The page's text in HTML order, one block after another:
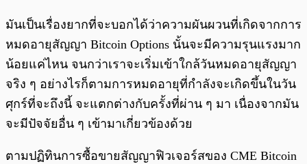
มันเป็นเรื่องยากที่จะบอกได้ว่าความผันผวนที่เกิดจากการ
หมดอายุสัญญา Bitcoin Options นั้นจะมีความรุนแรงมาก
น้อยแค่ไหน จนกว่าเราจะเริ่มเข้าใกล้วันหมดอายุสัญญา
จริง ๆ อย่างไรก็ตามการหมดอายุที่กำลังจะเกิดขึ้นในวัน
ศุกร์ที่จะถึงนี้ จะแตกต่างกับครั้งที่ผ่าน ๆ มา เนื่องจากมัน
จะมีปัจจัยอื่น ๆ เข้ามาเกี่ยวข้องด้วย
ตามปฏิทินการซื้อขายสัญญาฟิวเจอร์สของ CME Bitcoin